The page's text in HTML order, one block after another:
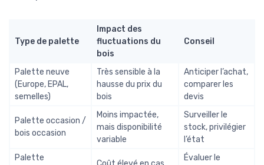
Type de palette
Impact des
fluctuations du
bois
Conseil
Palette neuve
(Europe, EPAL,
semelles)
Très sensible à la
hausse du prix du
bois
Anticiper l’achat,
comparer les
devis
Palette occasion /
bois occasion
Moins impactée,
mais disponibilité
variable
Surveiller le
stock, privilégier
l’état
Palette
Évaluer le